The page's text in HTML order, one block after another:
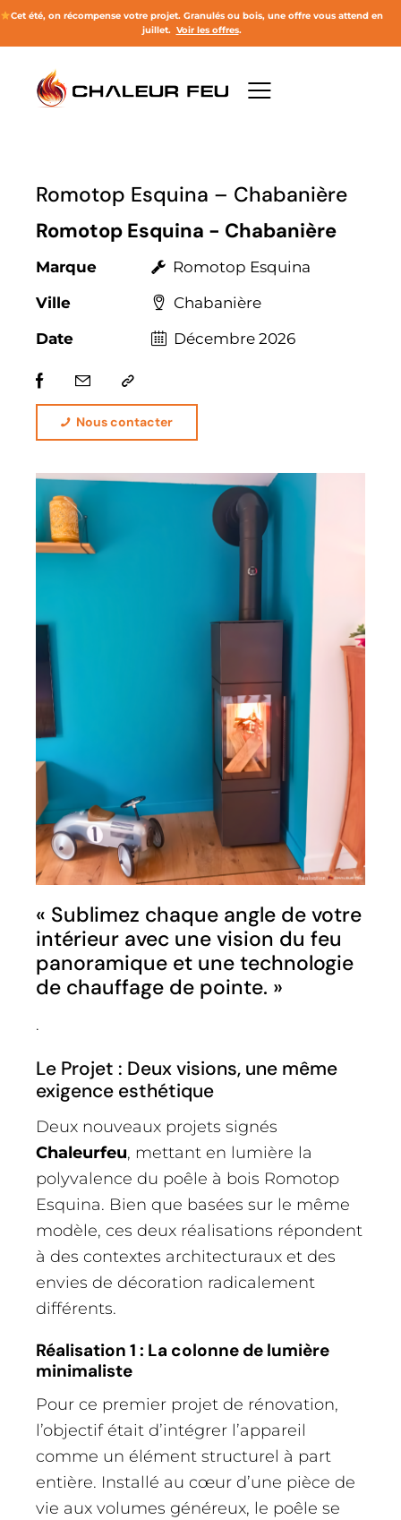
Cet été, on récompense votre projet.Granulés ou bois, une offre vous attend en
juillet. Voir les offres.
Romotop Esquina – Chabanière
« Sublimez chaque angle de votre
intérieur avec une vision du feu
panoramique et une technologie
de chauffage de pointe. »
.
Le Projet : Deux visions, une même
exigence esthétique
Deux nouveaux projets signés
Chaleurfeu, mettant en lumière la
polyvalence du poêle à bois Romotop
Esquina. Bien que basées sur le même
modèle, ces deux réalisations répondent
à des contextes architecturaux et des
envies de décoration radicalement
différents.
Réalisation 1 : La colonne de lumière
minimaliste
Pour ce premier projet de rénovation,
l’objectif était d’intégrer l’appareil
comme un élément structurel à part
entière. Installé au cœur d’une pièce de
vie aux volumes généreux, le poêle se
Romotop Esquina - Chabanière
Marque
Romotop Esquina
Ville
Chabanière
Date
Décembre 2026
Nous contacter